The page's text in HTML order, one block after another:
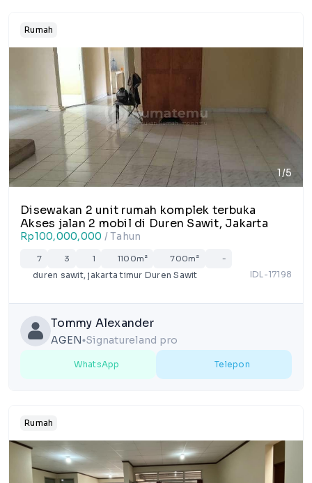
Rumah
1/5
Disewakan 2 unit rumah komplek terbuka
Akses jalan 2 mobil di Duren Sawit, Jakarta
Rp100,000,000 / Tahun
7 3 1 1100m² 700m² -
duren sawit, jakarta timur Duren Sawit IDL-17198
Tommy Alexander
AGEN lens Signatureland pro
WhatsApp Telepon
Rumah